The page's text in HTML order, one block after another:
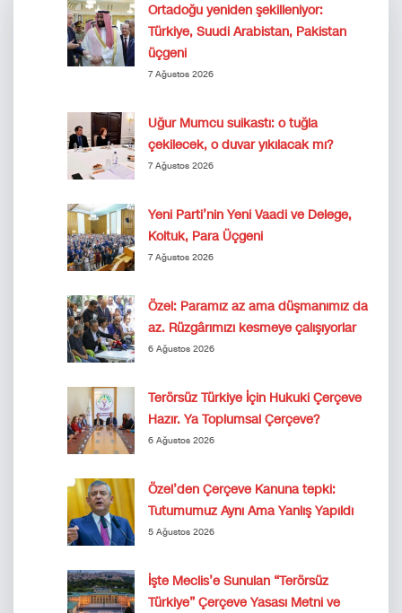
Ortadoğu yeniden şekilleniyor:
Türkiye, Suudi Arabistan, Pakistan
üçgeni
7 Ağustos 2026
Uğur Mumcu suikastı: o tuğla
çekilecek, o duvar yıkılacak mı?
7 Ağustos 2026
Yeni Parti’nin Yeni Vaadi ve Delege,
Koltuk, Para Üçgeni
7 Ağustos 2026
Özel: Paramız az ama düşmanımız da
az. Rüzgârımızı kesmeye çalışıyorlar
6 Ağustos 2026
Terörsüz Türkiye İçin Hukuki Çerçeve
Hazır. Ya Toplumsal Çerçeve?
6 Ağustos 2026
Özel’den Çerçeve Kanuna tepki:
Tutumumuz Aynı Ama Yanlış Yapıldı
5 Ağustos 2026
İşte Meclis’e Sunulan “Terörsüz
Türkiye” Çerçeve Yasası Metni ve